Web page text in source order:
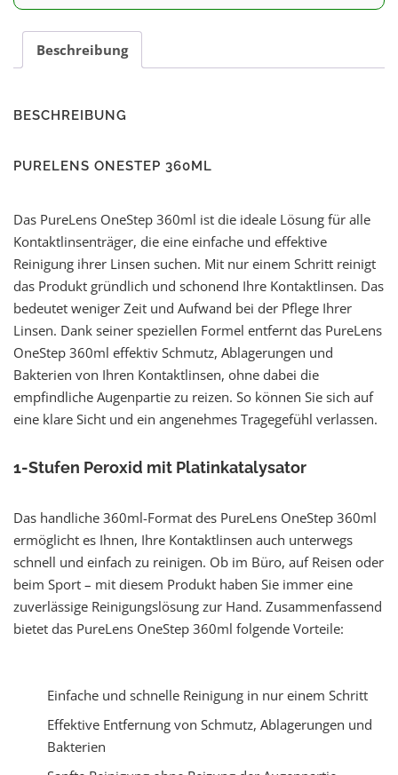
Beschreibung
BESCHREIBUNG
PURELENS ONESTEP 360ML
Das PureLens OneStep 360ml ist die ideale Lösung für alle
Kontaktlinsenträger, die eine einfache und effektive
Reinigung ihrer Linsen suchen. Mit nur einem Schritt reinigt
das Produkt gründlich und schonend Ihre Kontaktlinsen. Das
bedeutet weniger Zeit und Aufwand bei der Pflege Ihrer
Linsen. Dank seiner speziellen Formel entfernt das PureLens
OneStep 360ml effektiv Schmutz, Ablagerungen und
Bakterien von Ihren Kontaktlinsen, ohne dabei die
empfindliche Augenpartie zu reizen. So können Sie sich auf
eine klare Sicht und ein angenehmes Tragegefühl verlassen.
1-Stufen Peroxid mit Platinkatalysator
Das handliche 360ml-Format des PureLens OneStep 360ml
ermöglicht es Ihnen, Ihre Kontaktlinsen auch unterwegs
schnell und einfach zu reinigen. Ob im Büro, auf Reisen oder
beim Sport – mit diesem Produkt haben Sie immer eine
zuverlässige Reinigungslösung zur Hand. Zusammenfassend
bietet das PureLens OneStep 360ml folgende Vorteile:
Einfache und schnelle Reinigung in nur einem Schritt
Effektive Entfernung von Schmutz, Ablagerungen und
Bakterien